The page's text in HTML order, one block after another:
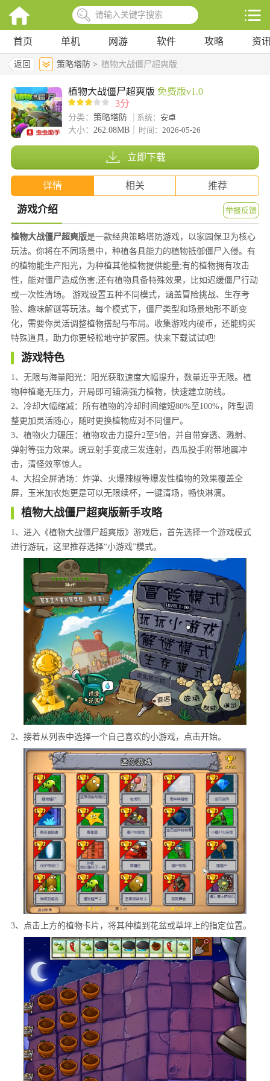
首页 单机 网游 软件 攻略 资
返回 策略塔防 > 植物大战僵尸超爽版
植物大战僵尸超爽版 免费版v1.0
3分
分类： 策略塔防 系统： 安卓
大小： 262.08MB 时间： 2026-05-26
立即下载
详情 相关 推荐
游戏介绍 举报反馈
植物大战僵尸超爽版是一款经典策略塔防游戏，以家园保卫为核心
玩法。你将在不同场景中，种植各具能力的植物抵御僵尸入侵。有
的植物能生产阳光，为种植其他植物提供能量;有的植物拥有攻击
性，能对僵尸造成伤害;还有植物具备特殊效果，比如迟缓僵尸行动
或一次性清场。 游戏设置五种不同模式，涵盖冒险挑战、生存考
验、趣味解谜等玩法。每个模式下，僵尸类型和场景地形不断变
化，需要你灵活调整植物搭配与布局。收集游戏内硬币，还能购买
特殊道具，助力你更轻松地守护家园。快来下载试试吧!
游戏特色
1、无限与海量阳光：阳光获取速度大幅提升，数量近乎无限。植
物种植毫无压力，开局即可铺满强力植物，快速建立防线。
2、冷却大幅缩减：所有植物的冷却时间缩短80%至100%，阵型调
整更加灵活随心，随时更换植物应对不同僵尸。
3、植物火力碾压：植物攻击力提升2至5倍，并自带穿透、溅射、
弹射等强力效果。豌豆射手变成三发连射，西瓜投手附带地震冲
击，清怪效率惊人。
4、大招全屏清场：炸弹、火爆辣椒等爆发性植物的效果覆盖全
屏，玉米加农炮更是可以无限续杯，一键清场，畅快淋漓。
植物大战僵尸超爽版新手攻略
1、进入《植物大战僵尸超爽版》游戏后，首先选择一个游戏模式
进行游玩，这里推荐选择“小游戏”模式。
2、接着从列表中选择一个自己喜欢的小游戏，点击开始。
3、点击上方的植物卡片，将其种植到花盆或草坪上的指定位置。